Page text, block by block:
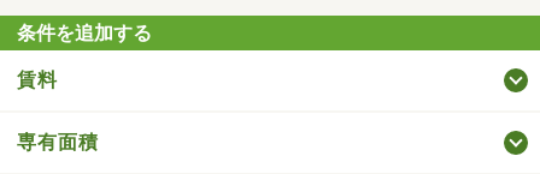
条件を追加する
賃料
専有面積